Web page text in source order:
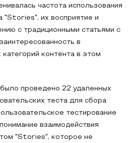
частота использования
"Stories", их восприятие и
с традиционными статьями с
в
контента в этом
проведено 22 удаленных
теста для сбора
тестирование
взаимодействия
"Stories", которое не